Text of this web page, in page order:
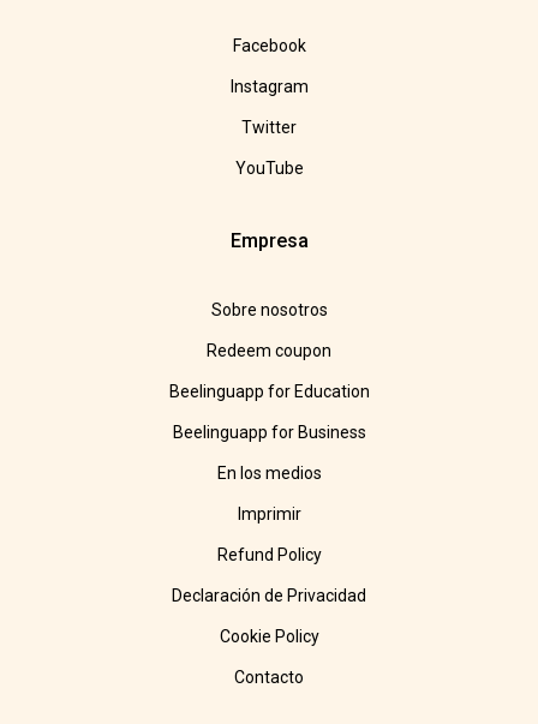
Facebook
Instagram
Twitter
YouTube
Empresa
Sobre nosotros
Redeem coupon
Beelinguapp for Education
Beelinguapp for Business
En los medios
Imprimir
Refund Policy
Declaración de Privacidad
Cookie Policy
Contacto